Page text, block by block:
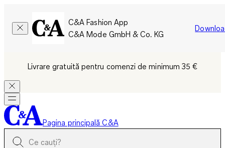
C&A Fashion App
C&A Mode GmbH & Co. KG
Livrare gratuită pentru comenzi de minimum 35 €
Pagina principală C&A